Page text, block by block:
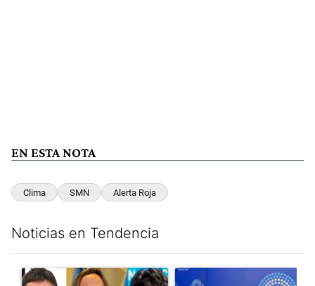
EN ESTA NOTA
Clima SMN Alerta Roja
Noticias en Tendencia
Un artículo de tendencia con el título "Grabois, Moreau y
Un artículo de tendencia con